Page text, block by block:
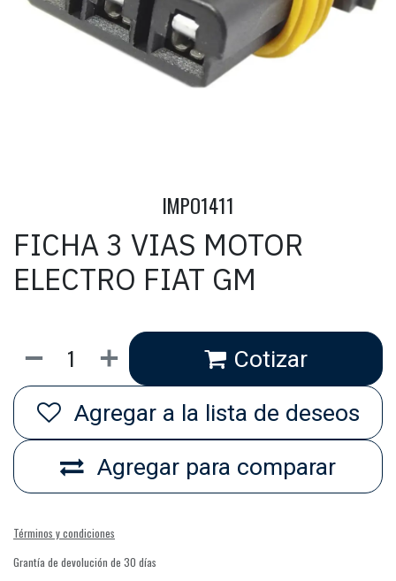
IMPO1411
FICHA 3 VIAS MOTOR
ELECTRO FIAT GM
Cotizar
Agregar para comparar
Agregar a la lista de deseos
Términos y condiciones
Grantía de devolución de 30 días